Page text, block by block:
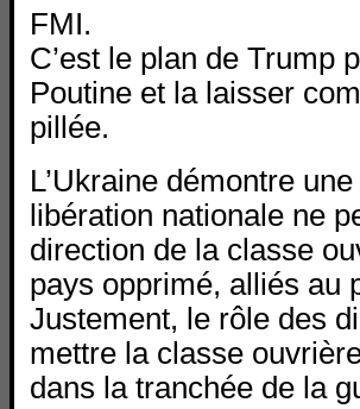
FMI.
C’est le plan de Trump
Poutine et la laisser
pillée.
L’Ukraine démontre
libération nationale ne
direction de la classe
pays opprimé, alliés au
Justement, le rôle des
mettre la classe
dans la tranchée de la